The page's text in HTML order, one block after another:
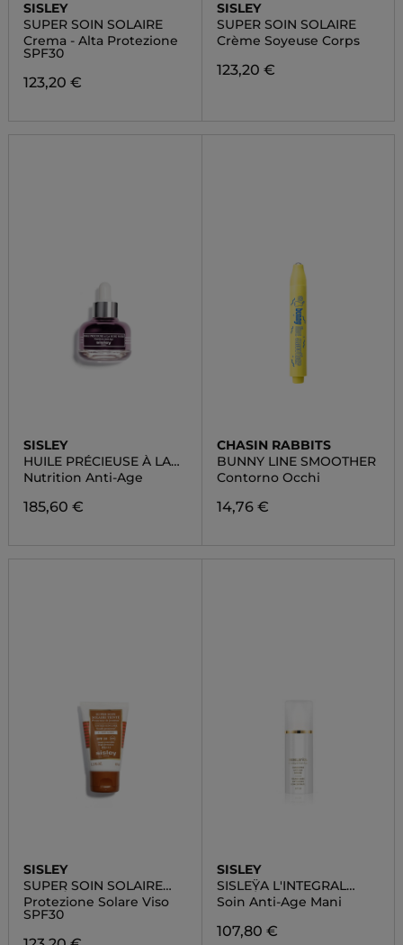
SISLEY
SUPER SOIN SOLAIRE
Crema - Alta Protezione
SPF30
123,20 €
SISLEY
SUPER SOIN SOLAIRE
Crème Soyeuse Corps
123,20 €
SISLEY
HUILE PRÉCIEUSE À LA
ROSE NOIRE
Nutrition Anti-Age
185,60 €
CHASIN RABBITS
BUNNY LINE SMOOTHER
Contorno Occhi
14,76 €
SISLEY
SUPER SOIN SOLAIRE
TEINTÉ
Protezione Solare Viso
SPF30
SISLEY
SISLEŸA L'INTEGRAL
ANTI-ÂGE CONCENTRE
ANTI-ÂGE MAINS
Soin Anti-Age Mani
107,80 €